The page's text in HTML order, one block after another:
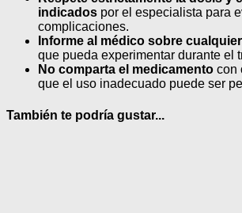
indicados por el especialista para
complicaciones.
Informe al médico sobre
que pueda experimentar durante el
No comparta el medicamento con
que el uso inadecuado puede ser
También te podría gustar...